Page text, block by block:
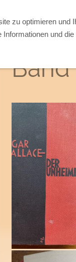
zu optimieren und
und